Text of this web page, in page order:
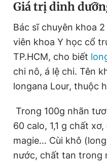
Tiện ích
Thông tin tòa soạn
Đọc Thanh Niên trên
Giá trị dinh
Bác sĩ chuyên khoa
viên khoa Y học cổ
TP.HCM, cho biết
chi nô, á lệ chi. Tên
longana Lour, thuộc
Trong 100g nhãn
60 calo, 1,1 g chất
magie... Cùi khô
nước, chất tan trong